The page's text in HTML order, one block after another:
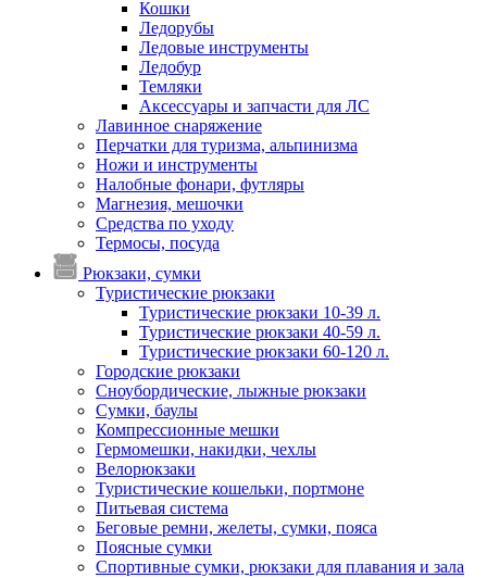
Кошки
Ледорубы
Ледовые инструменты
Ледобур
Темляки
Аксессуары и запчасти для ЛС
Лавинное снаряжение
Перчатки для туризма, альпинизма
Ножи и инструменты
Налобные фонари, футляры
Магнезия, мешочки
Средства по уходу
Термосы, посуда
Рюкзаки, сумки
Туристические рюкзаки
Туристические рюкзаки 10-39 л.
Туристические рюкзаки 40-59 л.
Туристические рюкзаки 60-120 л.
Городские рюкзаки
Сноубордические, лыжные рюкзаки
Сумки, баулы
Компрессионные мешки
Гермомешки, накидки, чехлы
Велорюкзаки
Туристические кошельки, портмоне
Питьевая система
Беговые ремни, желеты, сумки, пояса
Поясные сумки
Спортивные сумки, рюкзаки для плавания и зала